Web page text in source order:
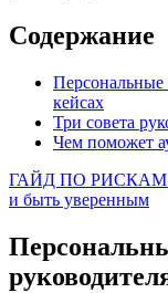
Содержание
Персональные
кейсах
Три совета
Чем поможет
ГАЙД ПО РИСКАМ
и быть уверенным